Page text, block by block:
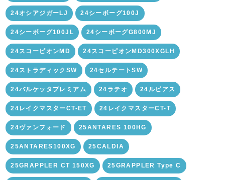
24オシアジガーLJ 24シーボーグ100J
24シーボーグ100JL 24シーボーグG800MJ
24スコーピオンMD 24スコーピオンMD300XGLH
24ストラディックSW 24セルテートSW
24バルケッタプレミアム 24ラテオ 24ルビアス
24レイクマスターCT-ET 24レイクマスターCT-T
24ヴァンフォード 25ANTARES 100HG
25ANTARES100XG 25CALDIA
25GRAPPLER CT 150XG 25GRAPPLER Type C